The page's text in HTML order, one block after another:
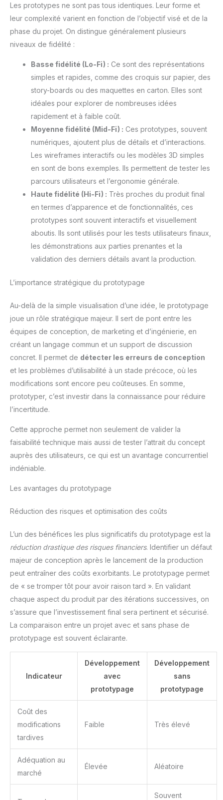
Les prototypes ne sont pas tous identiques. Leur forme et
leur complexité varient en fonction de l’objectif visé et de la
phase du projet. On distingue généralement plusieurs
niveaux de fidélité :
Basse fidélité (Lo-Fi) : Ce sont des représentations
simples et rapides, comme des croquis sur papier, des
story-boards ou des maquettes en carton. Elles sont
idéales pour explorer de nombreuses idées
rapidement et à faible coût.
Moyenne fidélité (Mid-Fi) : Ces prototypes, souvent
numériques, ajoutent plus de détails et d’interactions.
Les wireframes interactifs ou les modèles 3D simples
en sont de bons exemples. Ils permettent de tester les
parcours utilisateurs et l’ergonomie générale.
Haute fidélité (Hi-Fi) : Très proches du produit final
en termes d’apparence et de fonctionnalités, ces
prototypes sont souvent interactifs et visuellement
aboutis. Ils sont utilisés pour les tests utilisateurs finaux,
les démonstrations aux parties prenantes et la
validation des derniers détails avant la production.
L’importance stratégique du prototypage
Au-delà de la simple visualisation d’une idée, le prototypage
joue un rôle stratégique majeur. Il sert de pont entre les
équipes de conception, de marketing et d’ingénierie, en
créant un langage commun et un support de discussion
concret. Il permet de détecter les erreurs de conception
et les problèmes d’utilisabilité à un stade précoce, où les
modifications sont encore peu coûteuses. En somme,
prototyper, c’est investir dans la connaissance pour réduire
l’incertitude.
Cette approche permet non seulement de valider la
faisabilité technique mais aussi de tester l’attrait du concept
auprès des utilisateurs, ce qui est un avantage concurrentiel
indéniable.
Les avantages du prototypage
Réduction des risques et optimisation des coûts
L’un des bénéfices les plus significatifs du prototypage est la
réduction drastique des risques financiers. Identifier un défaut
majeur de conception après le lancement de la production
peut entraîner des coûts exorbitants. Le prototypage permet
de « se tromper tôt pour avoir raison tard ». En validant
chaque aspect du produit par des itérations successives, on
s’assure que l’investissement final sera pertinent et sécurisé.
La comparaison entre un projet avec et sans phase de
prototypage est souvent éclairante.
Indicateur
Développement
avec
prototypage
Développement
sans
prototypage
Coût des
modifications
tardives
Faible Très élevé
Adéquation au
marché
Élevée Aléatoire
Souvent